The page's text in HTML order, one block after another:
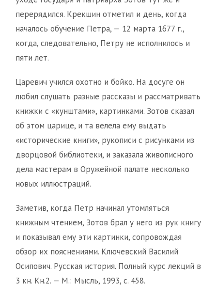
перерядился. Крекшин отметил и день, когда
началось обучение Петра, — 12 марта 1677 г.,
когда, следовательно, Петру не исполнилось и
пяти лет.
Царевич учился охотно и бойко. На досуге он
любил слушать разные рассказы и рассматривать
книжки с «кунштами», картинками. Зотов сказал
об этом царице, и та велела ему выдать
«исторические книги», рукописи с рисунками из
дворцовой библиотеки, и заказала живописного
дела мастерам в Оружейной палате несколько
новых иллюстраций.
Заметив, когда Петр начинал утомляться
книжным чтением, Зотов брал у него из рук книгу
и показывал ему эти картинки, сопровождая
обзор их пояснениями. Ключевский Василий
Осипович. Русская история. Полный курс лекций в
3 кн. Кн.2. — М.: Мысль, 1993, с. 458.